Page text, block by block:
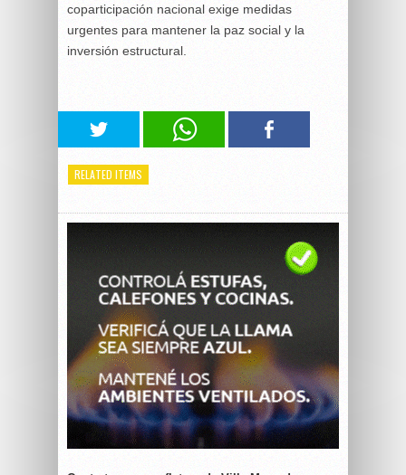
coparticipación nacional exige medidas
urgentes para mantener la paz social y la
inversión estructural.
RELATED ITEMS